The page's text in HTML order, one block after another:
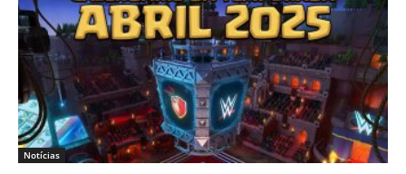
Notícias